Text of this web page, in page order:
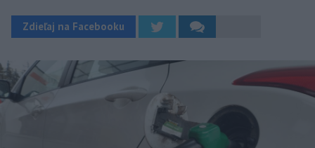
Zdieľaj na Facebooku